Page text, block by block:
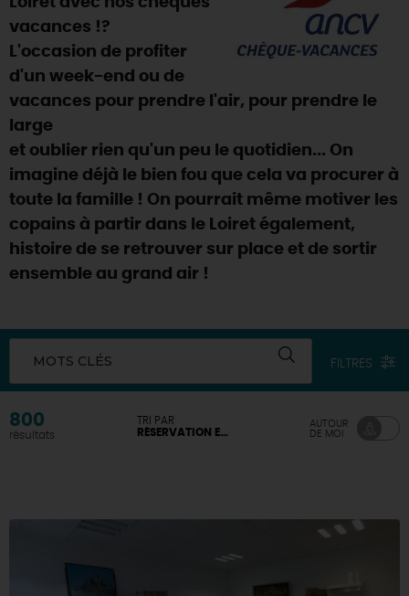
TOUTES LES ACTIVITÉS
et
une aire de pique-nique
Que rapporter du Loiret ?
La Route des
TOUT L'ART DE VIVRE
Des vacances auprès des animaux 🐎
(re)Découvrir les coulisses de la Faïencerie de
Expérimenterles parcours Baludik🕵️
Une saison de festivals 🎉
Rendez-vous de la nature en 2026
Des sorties en famille dans le Loiret !
Programme des animations "Loiret au fil de l'eau"
2026
CETTE SEMAINE
SE REPÉRER,SE DÉPLACER
INFOS & SERVICES
RÉSERVERMAINTENANT
vacances !?
L'occasion de profiter
d'un week-end ou de
vacances pour prendre l'air, pour prendre le
large
et oublier rien qu'un peu le quotidien... On
imagine déjà le bien fou que cela va procurer à
toute la famille ! On pourrait même motiver les
copains à partir dans le Loiret également,
histoire de se retrouver sur place et de sortir
ensemble au grand air !
MOTS CLÉS FILTRES
800
résultats
TRI PAR
RÉSERVATION EN LIGNE DISPONIBLE
AUTOUR
DE MOI